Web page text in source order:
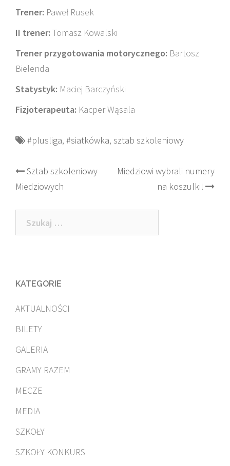
Trener: Paweł Rusek
II trener: Tomasz Kowalski
Trener przygotowania motorycznego: Bartosz
Bielenda
Statystyk: Maciej Barczyński
Fizjoterapeuta: Kacper Wąsala
#plusliga, #siatkówka, sztab szkoleniowy
Post
navigation
Sztab szkoleniowy
Miedziowych
Miedziowi wybrali numery
na koszulki!
Szukaj:
KATEGORIE
AKTUALNOŚCI
BILETY
GALERIA
GRAMY RAZEM
MECZE
MEDIA
SZKOŁY
SZKOŁY KONKURS